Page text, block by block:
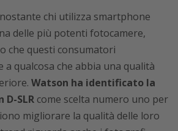
chi utilizza smartphone
delle più potenti fotocamere,
che questi consumatori
a qualcosa che abbia una qualità
Watson ha identificato la
SLR come scelta numero uno per
migliorare la qualità delle loro